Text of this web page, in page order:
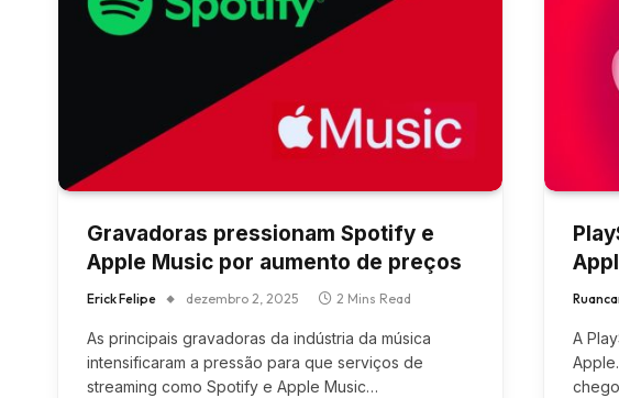
Gravadoras pressionam Spotify e
Apple Music por aumento de preços
Erick Felipe dezembro 2, 2025 2 Mins Read
As principais gravadoras da indústria da música
intensificaram a pressão para que serviços de
streaming como Spotify e Apple Music…
A